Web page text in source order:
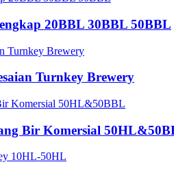
20BBL 30BBL 50BBL
Turnkey Brewery
Bir Komersial